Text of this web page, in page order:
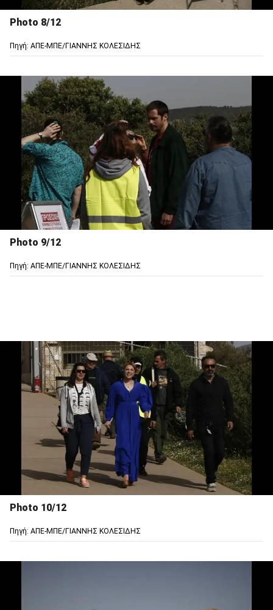
Photo 8/12
Πηγή: ΑΠΕ-ΜΠΕ/ΓΙΑΝΝΗΣ ΚΟΛΕΣΙΔΗΣ
Photo 9/12
Πηγή: ΑΠΕ-ΜΠΕ/ΓΙΑΝΝΗΣ ΚΟΛΕΣΙΔΗΣ
Photo 10/12
Πηγή: ΑΠΕ-ΜΠΕ/ΓΙΑΝΝΗΣ ΚΟΛΕΣΙΔΗΣ